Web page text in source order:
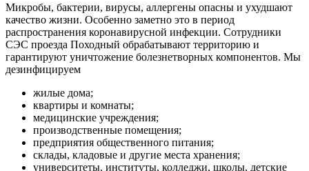
Микробы, бактерии, вирусы, аллергены опасны и ухудшают
качество жизни. Особенно заметно это в период
распространения коронавирусной инфекции. Сотрудники
СЭС проезда Походный обрабатывают территорию и
гарантируют уничтожение болезнетворных компонентов. Мы
дезинфицируем
жилые дома;
квартиры и комнаты;
медицинские учреждения;
производственные помещения;
предприятия общественного питания;
склады, кладовые и другие места хранения;
университеты, институты, колледжи, школы, детские